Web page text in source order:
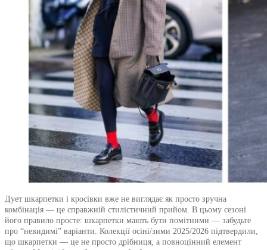
Дует шкарпетки і кросівки вже не виглядає як просто зручна
комбінація — це справжній стилістичний прийом. В цьому сезоні
його правило просте: шкарпетки мають бути помітними — забудьте
про “невидимі” варіанти. Колекції осіні/зими 2025/2026 підтвердили,
що шкарпетки — це не просто дрібниця, а повноцінний елемент